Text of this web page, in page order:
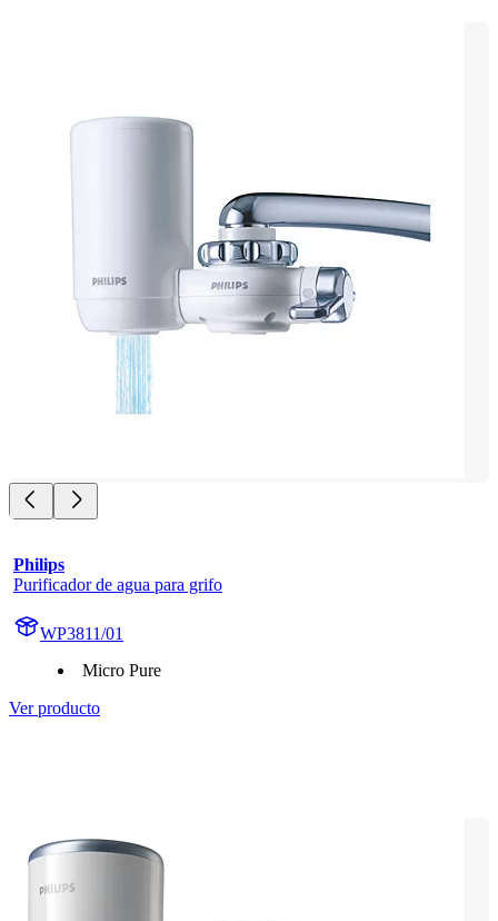
Philips
Purificador de agua para grifo
WP3811/01
Micro Pure
Ver producto